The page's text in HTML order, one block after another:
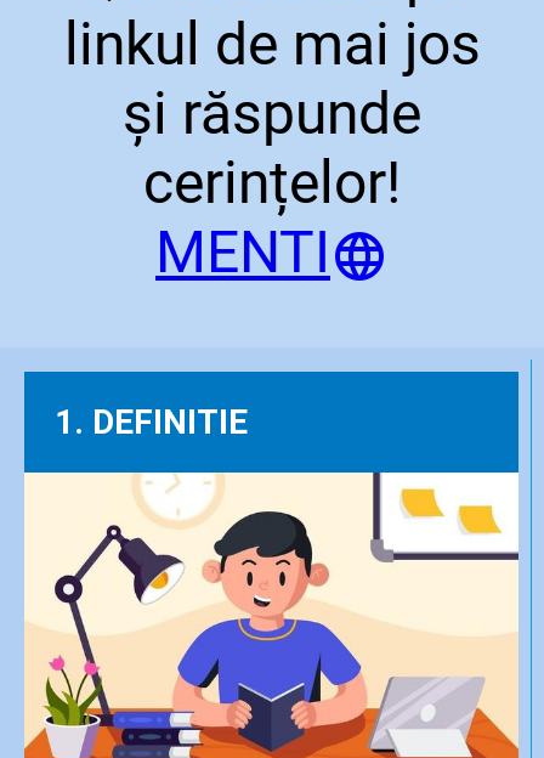
linkul de mai jos
și răspunde
cerințelor!
MENTI
1. DEFINITIE